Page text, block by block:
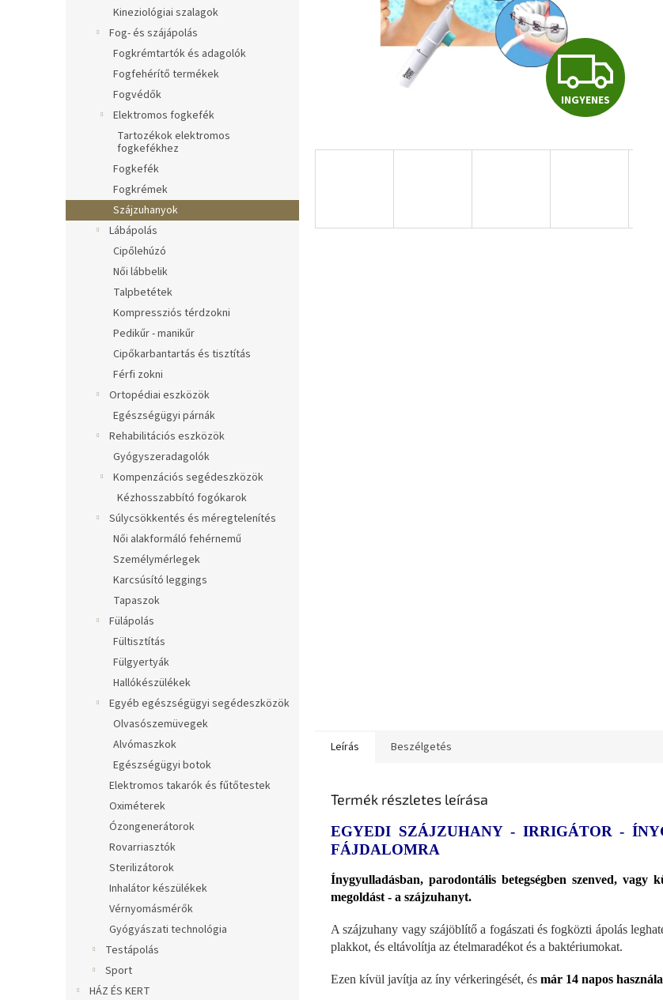
Kineziológiai szalagok
Fog- és szájápolás
Fogkrémtartók és adagolók
Fogfehérítő termékek
Fogvédők
Elektromos fogkefék
Tartozékok elektromos
fogkefékhez
Fogkefék
Fogkrémek
Szájzuhanyok
Lábápolás
Cipőlehúzó
Női lábbelik
Talpbetétek
Kompressziós térdzokni
Pedikűr - manikűr
Cipőkarbantartás és tisztítás
Férfi zokni
Ortopédiai eszközök
Egészségügyi párnák
Rehabilitációs eszközök
Gyógyszeradagolók
Kompenzációs segédeszközök
Kézhosszabbító fogókarok
Súlycsökkentés és méregtelenítés
Női alakformáló fehérnemű
Személymérlegek
Karcsúsító leggings
Tapaszok
Fülápolás
Fültisztítás
Fülgyertyák
Hallókészülékek
Egyéb egészségügyi segédeszközök
Olvasószemüvegek
Alvómaszkok
Egészségügyi botok
Elektromos takarók és fűtőtestek
Oximéterek
Ózongenerátorok
Rovarriasztók
Sterilizátorok
Inhalátor készülékek
Vérnyomásmérők
Gyógyászati technológia
Testápolás
Sport
HÁZ ÉS KERT
I
N
Y
INGYENES
Leírás Beszélgetés
Termék részletes leírása
EGYEDI SZÁJZUHANY - IRRIGÁTOR -
FÁJDALOMRA
Ínygyulladásban, parodontális betegségben szenved,
megoldást - a szájzuhanyt.
A szájzuhany vagy szájöblítő a fogászati és fogközti ápolás
plakkot, és eltávolítja az ételmaradékot és a baktériumokat.
Ezen kívül javítja az íny vérkeringését, és már 14 napos